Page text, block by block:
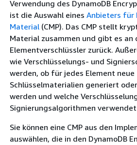
Verwendung des DynamoDB
ist die Auswahl eines Anbieters für
Material (CMP). Das CMP stellt
Material zusammen und gibt es an
Elementverschlüssler zurück.
wie Verschlüsselungs- und
werden, ob für jedes Element neue
Schlüsselmaterialien generiert
werden und welche
Signierungsalgorithmen
Sie können eine CMP aus den
auswählen, die in den DynamoDB